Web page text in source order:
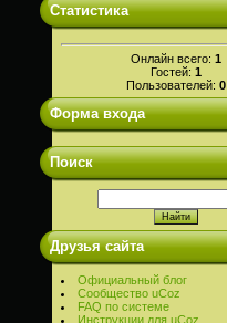
Статистика
Онлайн всего: 1
Гостей: 1
Пользователей: 0
Форма входа
Поиск
Друзья сайта
Официальный блог
Сообщество uCoz
FAQ по системе
Инструкции для uCoz